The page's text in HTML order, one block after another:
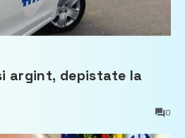
argint, depistate la
0